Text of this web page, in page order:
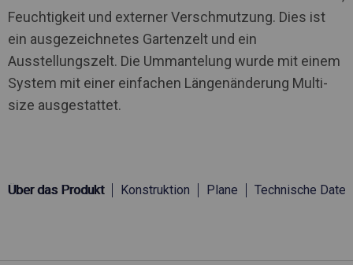
Feuchtigkeit und externer Verschmutzung. Dies ist
ein ausgezeichnetes Gartenzelt und ein
Ausstellungszelt. Die Ummantelung wurde mit einem
System mit einer einfachen Längenänderung Multi-
size ausgestattet.
Über das Produkt Konstruktion Plane Technische Daten